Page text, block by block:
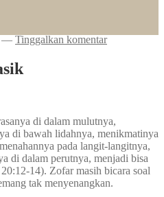
— Tinggalkan komentar
di dalam mulutnya,
di bawah lidahnya, menikmatinya
pada langit-langitnya,
di dalam perutnya, menjadi bisa
14). Zofar masih bicara soal
tak menyenangkan.